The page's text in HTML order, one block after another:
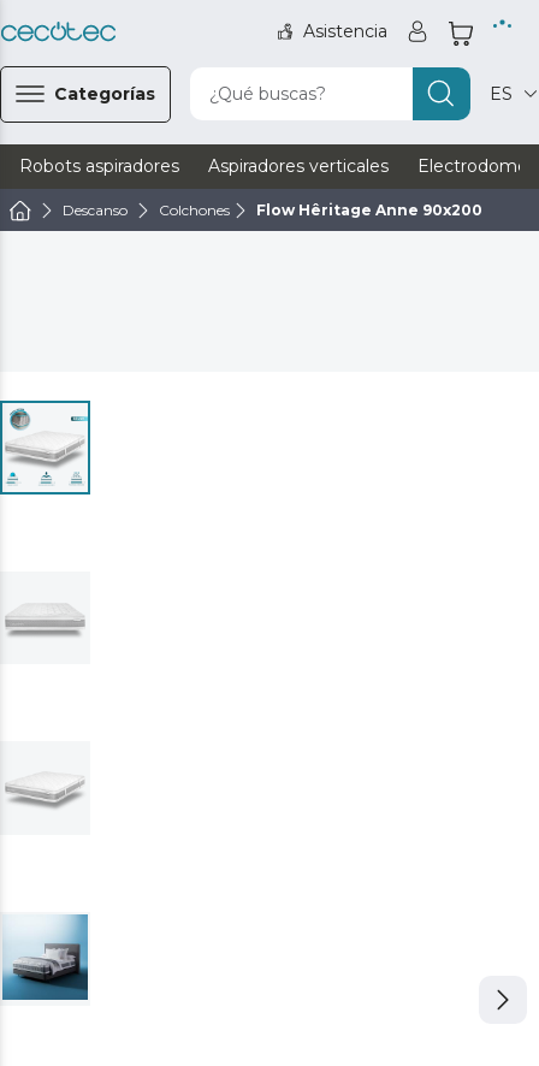
Asistencia
Categorías ¿Qué buscas? ES
Robots aspiradores Aspiradores verticales
Descanso Colchones Flow Hêritage Anne 90x200